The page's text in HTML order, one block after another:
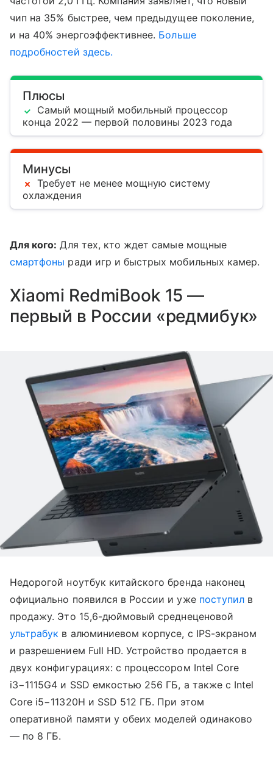
чип на 35% быстрее, чем предыдущее поколение,
и на 40% энергоэффективнее. Больше
подробностей здесь.
Плюсы
Самый мощный мобильный процессор
конца 2022 — первой половины 2023 года
Минусы
Требует не менее мощную систему
охлаждения
Для кого: Для тех, кто ждет самые мощные
смартфоны ради игр и быстрых мобильных камер.
Xiaomi RedmiBook 15 —
первый в России «редмибук»
Недорогой ноутбук китайского бренда наконец
официально появился в России и ужепоступил в
продажу. Это 15,6-дюймовый среднеценовой
ультрабук в алюминиевом корпусе, с IPS-экраном
и разрешением Full HD. Устройство продается в
двух конфигурациях: с процессором Intel Core
i3−1115G4 и SSD емкостью 256 ГБ, а также с Intel
Core i5−11320H и SSD 512 ГБ. При этом
оперативной памяти у обеих моделей одинаково
— по 8 ГБ.